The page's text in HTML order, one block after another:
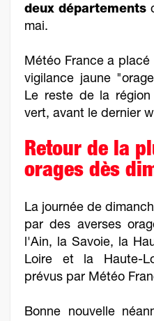
deux départements
mai.
Météo France a placé
vigilance jaune
Le reste de la
vert, avant le dernier
Retour de la
orages dès
La journée de
par des averses
l'Ain, la Savoie, la
Loire et la Haute-
prévus par Météo
Bonne nouvelle